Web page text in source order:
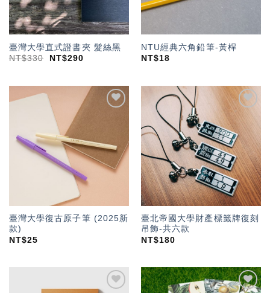
臺灣大學直式證書夾 髮絲黑
NT$330 NT$290
NTU經典六角鉛筆-黃桿
NT$18
臺灣大學復古原子筆 (2025新
款)
NT$25
單」
臺北帝國大學財產標籤牌復刻
吊飾-共六款
NT$180